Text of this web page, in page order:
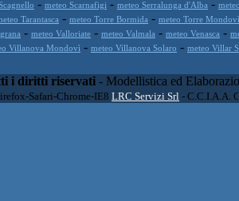
- meteo Scarnafigi - meteo Serralunga d'Alba -
Tarantasca - meteo Torre Bormida - meteo Torre Mondovì
- meteo Valloriate - meteo Valmala - meteo Venasca -
Villanova Mondovì - meteo Villanova Solaro - meteo Villar
i diritti riservati - Modellistica ed
Safari-Chrome-IE8 LRC Servizi Srl - C.C.I.A.A.